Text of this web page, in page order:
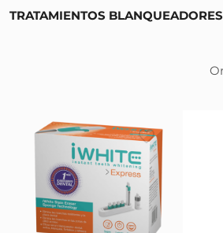
TRATAMIENTOS BLANQUEADORES